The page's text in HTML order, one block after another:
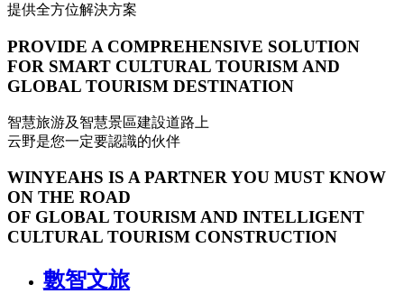
提供全方位解決方案
PROVIDE A COMPREHENSIVE SOLUTION
FOR SMART CULTURAL TOURISM AND
GLOBAL TOURISM DESTINATION
智慧旅游及智慧景區建設道路上
云野是您一定要認識的伙伴
WINYEAHS IS A PARTNER YOU MUST KNOW
ON THE ROAD
OF GLOBAL TOURISM AND INTELLIGENT
CULTURAL TOURISM CONSTRUCTION
數智文旅